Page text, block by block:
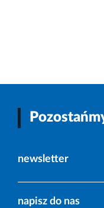
newsletter
napisz do nas